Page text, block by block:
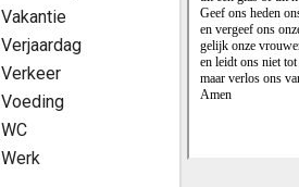
Vakantie
Verjaardag
Verkeer
Voeding
WC
Werk